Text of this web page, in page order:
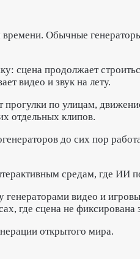
Обычные
сцена продолжает
видео и звук на лету.
по улицам,
отдельных клипов.
до сих пор
средам, где ИИ
видео и
где сцена не фиксирована
открытого мира.